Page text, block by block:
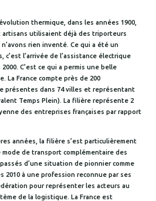
thermique, dans les années 1900,
artisans utilisaient déjà des triporteurs
rien inventé. Ce qui a été un
l’arrivée de l’assistance électrique
C’est ce qui a permis une belle
La France compte près de 200
présentes dans 74 villes et représentant
Temps Plein). La filière représente 2
des entreprises françaises par rapport
années, la filière s’est particulièrement
de transport complémentaire des
d’une situation de pionnier comme
2010 à une profession reconnue par ses
pour représenter les acteurs au
de la logistique. La France est